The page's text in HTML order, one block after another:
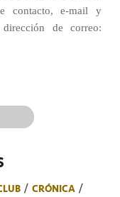
contacto, e-mail y
de correo:
CRÓNICA